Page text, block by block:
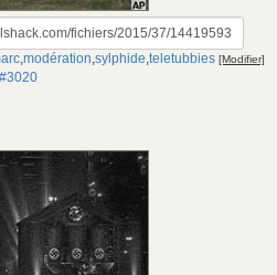
,modération,sylphide,teletubbies [Modifier]
#3020